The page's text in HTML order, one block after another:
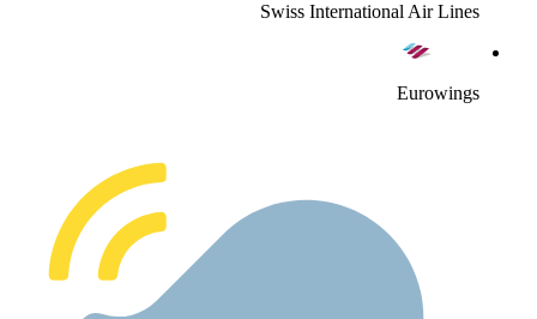
Swiss International Air